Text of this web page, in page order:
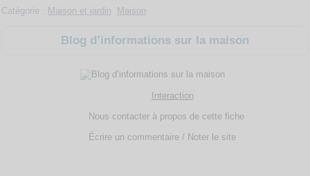
Catégorie : Maison et jardin Maison
Blog d’informations sur la maison
Interaction
Nous contacter à propos de cette fiche
Écrire un commentaire / Noter le site